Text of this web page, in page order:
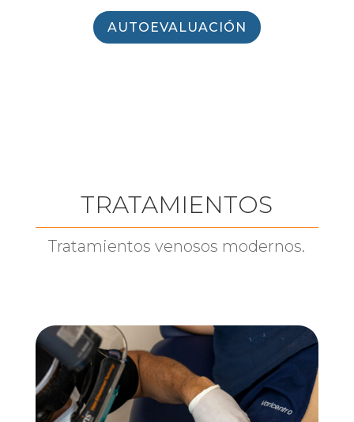
AUTOEVALUACIÓN
TRATAMIENTOS
Tratamientos venosos modernos.